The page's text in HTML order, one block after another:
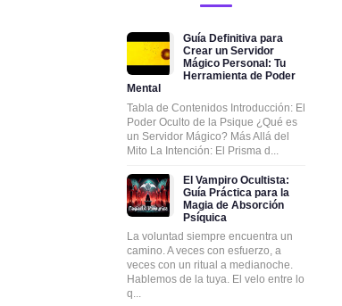
Guía Definitiva para
Crear un Servidor
Mágico Personal: Tu
Herramienta de Poder
Mental
Tabla de Contenidos Introducción: El
Poder Oculto de la Psique ¿Qué es
un Servidor Mágico? Más Allá del
Mito La Intención: El Prisma d...
El Vampiro Ocultista:
Guía Práctica para la
Magia de Absorción
Psíquica
La voluntad siempre encuentra un
camino. A veces con esfuerzo, a
veces con un ritual a medianoche.
Hablemos de la tuya. El velo entre lo
q...